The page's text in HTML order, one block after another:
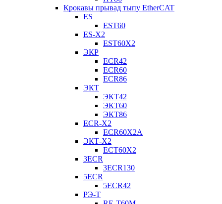
Крокавы прывад тыпу EtherCAT
ES
EST60
ES-X2
EST60X2
ЭКР
ECR42
ECR60
ECR86
ЭКТ
ЭКТ42
ЭКТ60
ЭКТ86
ECR-X2
ECR60X2A
ЭКТ-X2
ECT60X2
3ECR
3ECR130
5ECR
5ECR42
РЭ-Т